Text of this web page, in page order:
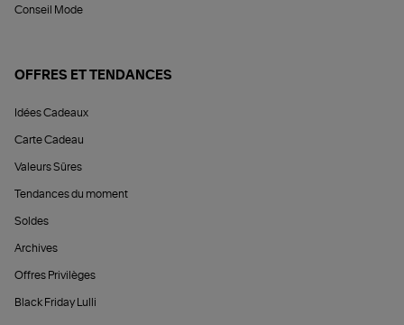
Conseil Mode
OFFRES ET TENDANCES
Idées Cadeaux
Carte Cadeau
Valeurs Sûres
Tendances du moment
Soldes
Archives
Offres Privilèges
Black Friday Lulli